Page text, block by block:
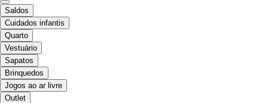
Saldos
Cuidados infantis
Quarto
Vestuário
Sapatos
Brinquedos
Jogos ao ar livre
Outlet